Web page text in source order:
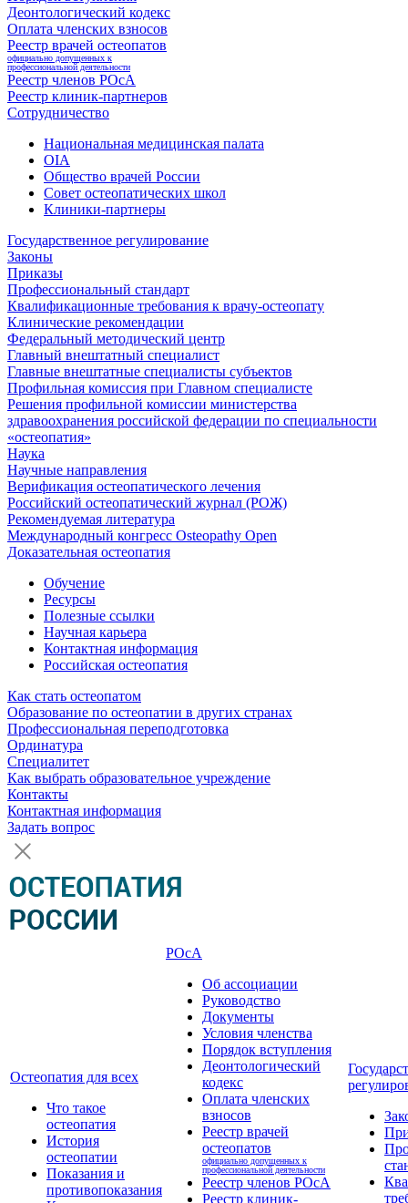
Деонтологический кодекс
Оплата членских взносов
Реестр врачей остеопатов
официально допущенных к
профессиональной деятельности
Реестр членов РОсА
Реестр клиник-партнеров
Сотрудничество
Национальная медицинская палата
OIA
Общество врачей России
Совет остеопатических школ
Клиники-партнеры
Государственное регулирование
Законы
Приказы
Профессиональный стандарт
Квалификационные требования к врачу-остеопату
Клинические рекомендации
Федеральный методический центр
Главный внештатный специалист
Главные внештатные специалисты субъектов
Профильная комиссия при Главном специалисте
Решения профильной комиссии министерства
здравоохранения российской федерации по специальности
«остеопатия»
Наука
Научные направления
Верификация остеопатического лечения
Российский остеопатический журнал (РОЖ)
Рекомендуемая литература
Международный конгресс Osteopathy Open
Доказательная остеопатия
Обучение
Ресурсы
Полезные ссылки
Научная карьера
Контактная информация
Российская остеопатия
Как стать остеопатом
Образование по остеопатии в других странах
Профессиональная переподготовка
Ординатура
Специалитет
Как выбрать образовательное учреждение
Контакты
Контактная информация
Задать вопрос
Остеопатия для всех
Что такое
остеопатия
История
остеопатии
Показания и
противопоказания
РОсА
Об ассоциации
Руководство
Документы
Условия членства
Порядок вступления
Деонтологический
кодекс
Оплата членских
взносов
Реестр врачей
остеопатов
официально допущенных к
профессиональной деятельности
Реестр членов РОсА
Реестр клиник-